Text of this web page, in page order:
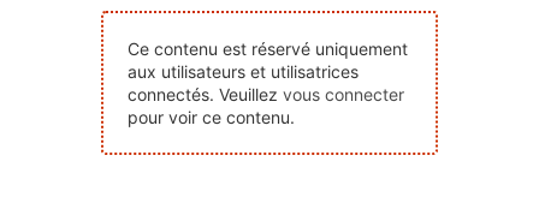
Connexion-membre
Ce contenu est réservé uniquement
aux utilisateurs et utilisatrices
connectés. Veuillez vous connecter
pour voir ce contenu.